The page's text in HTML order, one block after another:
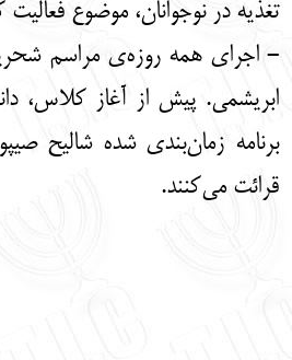
تغذیه در نوجوانان، موضوع
- اجرای همه روزه‌ی مراسم
ابریشمی. پیش از آغاز کلاس،
برنامه زمان‌بندی شده شالیح
قرائت می‌کنند.